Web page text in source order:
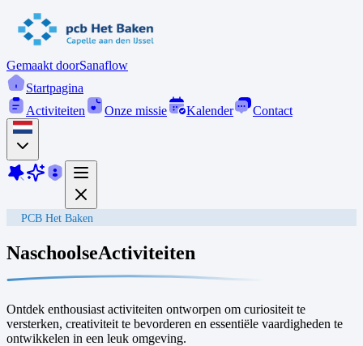
Gemaakt doorSanaflow
Startpagina
Activiteiten
Onze missie Kalender Contact
PCB Het Baken
NaschoolseActiviteiten
Ontdek enthousiast activiteiten ontworpen om curiositeit te
versterken, creativiteit te bevorderen en essentiële vaardigheden te
ontwikkelen in een leuk omgeving.